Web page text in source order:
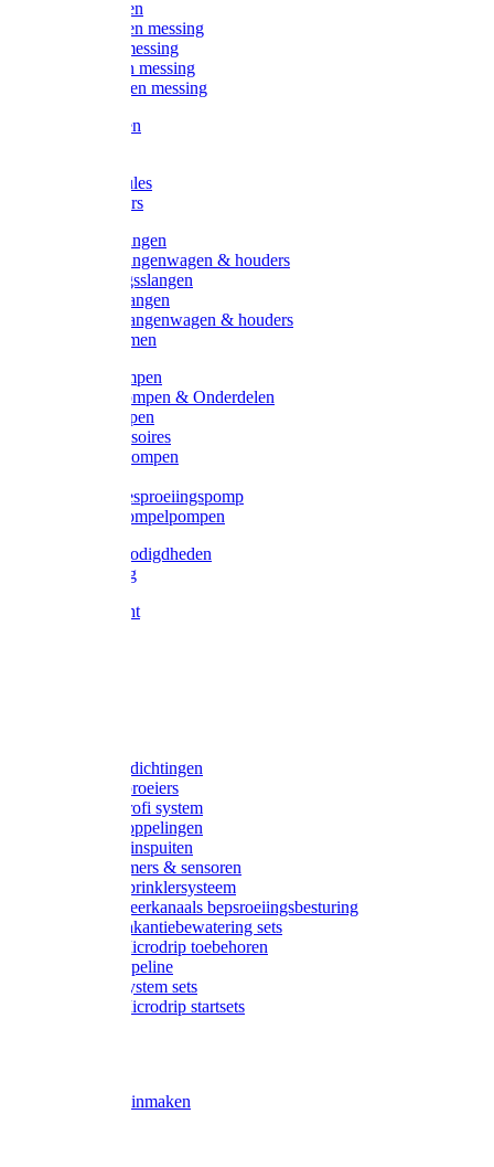
Kogelkranen
Koppelingen messing
Sproeiers messing
Tuinspuiten messing
Slangstukken messing
Handspuiten
Kunststoftules
Regenmeters
Overige slangen
Overige slangenwagen & houders
Beregeningsslangen
Gardena slangen
Gardena slangenwagen & houders
Slangklemmen
Leader pompen
Zwengelpompen & Onderdelen
Ebara pompen
Pompaccessoires
Excellent pompen
Gardena besproeiingspomp
Gardena dompelpompen
Tyleen benodigdheden
Tyleenslang
Lange bocht
Gardena afdichtingen
Gardena sproeiers
Gardena Profi system
Gardena koppelingen
Gardena tuinspuiten
Gardena timers & sensoren
Gardena Sprinklersysteem
Gardena meerkanaals bepsroeiingsbesturing
Gardena vakantiebewatering sets
Gardena Microdrip toebehoren
Gardena Pipeline
Gardena System sets
Gardena Microdrip startsets
Wecken & inmaken